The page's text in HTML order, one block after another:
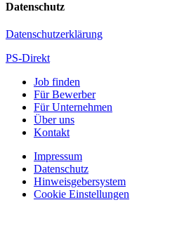
Datenschutz
Datenschutzerklärung
PS-Direkt
Job finden
Für Bewerber
Für Unternehmen
Über uns
Kontakt
Impressum
Datenschutz
Hinweisgebersystem
Cookie Einstellungen